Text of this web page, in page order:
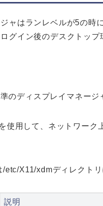
ャはランレベルが5の時
グイン後のデスクトップ
のディスプレイマネージ
使用して、ネットワー
etc/X11/xdmディレクトリ
説明